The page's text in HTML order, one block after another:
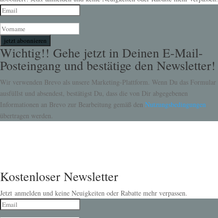
jetzt abonnieren
Wichtig!! Gehe jetzt in Deinen E-Mail-
Posteingang und bestätige den Newsletter!
Wir verwenden Brevo als unsere Marketing-Plattform. Wenn Du das Formular
ausfüllst und absendest, bestätigst Du, dass die von Dir abgegebenen
Informationen an Brevo zur Bearbeitung gemäß den Nutzungsbedingungen
übertragen werden.
Kostenloser Newsletter
Jetzt anmelden und keine Neuigkeiten oder Rabatte mehr verpassen.